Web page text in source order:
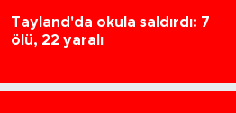
Tayland'da okula saldırdı: 7
ölü, 22 yaralı